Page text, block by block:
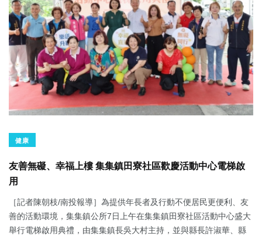
健康
友善無礙、幸福上樓 集集鎮田寮社區歡慶活動中心電梯啟
用
［記者陳朝枝/南投報導］為提供年長者及行動不便居民更便利、友
善的活動環境，集集鎮公所7日上午在集集鎮田寮社區活動中心盛大
舉行電梯啟用典禮，由集集鎮長吳大村主持，並與縣長許淑華、縣